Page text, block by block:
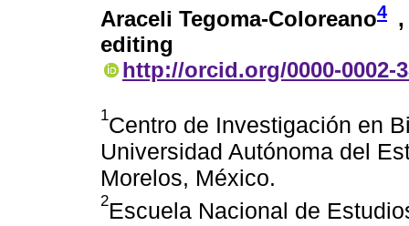
Araceli Tegoma-Coloreano4
editing
http://orcid.org/0000-0002-
1Centro de Investigación en
Universidad Autónoma del
Morelos, México.
2Escuela Nacional de